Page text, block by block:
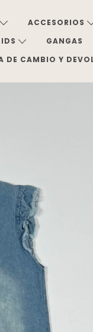
ACCESORIOS
GANGAS
DE CAMBIO Y